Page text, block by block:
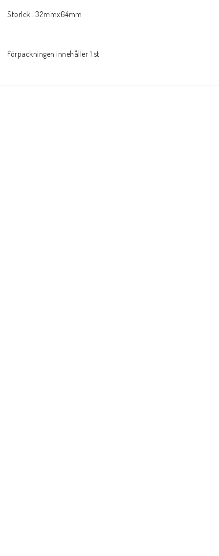
Storlek : 32mmx64mm
Förpackningen innehåller 1 st